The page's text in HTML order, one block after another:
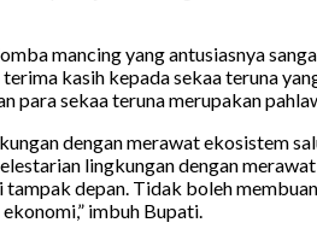
mancing yang antusiasnya
kasih kepada sekaa teruna
para sekaa teruna merupakan
dengan merawat ekosistem
lingkungan dengan
depan. Tidak boleh
imbuh Bupati.